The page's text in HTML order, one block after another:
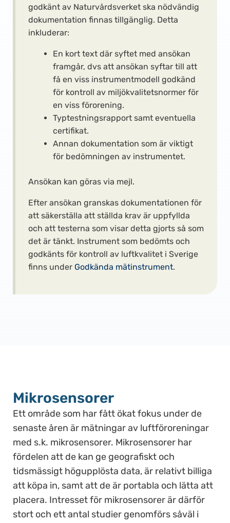
godkänt av Naturvårdsverket ska nödvändig
dokumentation finnas tillgänglig. Detta
inkluderar:
En kort text där syftet med ansökan
framgår, dvs att ansökan syftar till att
få en viss instrumentmodell godkänd
för kontroll av miljökvalitetsnormer för
en viss förorening.
Typtestningsrapport samt eventuella
certifikat.
Annan dokumentation som är viktigt
för bedömningen av instrumentet.
Ansökan kan göras via mejl.
Efter ansökan granskas dokumentationen för
att säkerställa att ställda krav är uppfyllda
och att testerna som visar detta gjorts så som
det är tänkt. Instrument som bedömts och
godkänts för kontroll av luftkvalitet i Sverige
finns under Godkända mätinstrument.
Mikrosensorer
Ett område som har fått ökat fokus under de
senaste åren är mätningar av luftföroreningar
med s.k. mikrosensorer. Mikrosensorer har
fördelen att de kan ge geografiskt och
tidsmässigt högupplösta data, är relativt billiga
att köpa in, samt att de är portabla och lätta att
placera. Intresset för mikrosensorer är därför
stort och ett antal studier genomförs såväl i